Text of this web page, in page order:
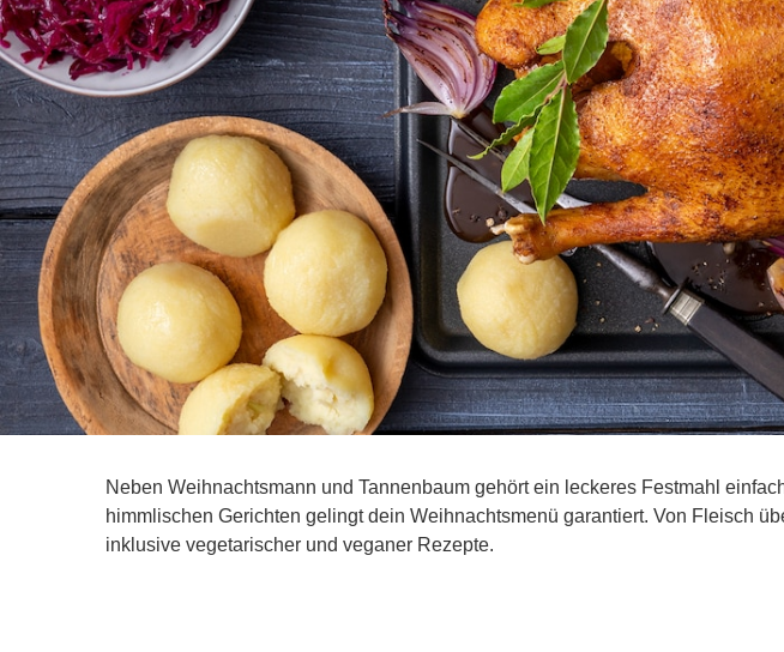
Neben Weihnachtsmann und Tannenbaum gehört ein leckeres Festmahl
himmlischen Gerichten gelingt dein Weihnachtsmenü garantiert. Von Fleisch
inklusive vegetarischer und veganer Rezepte.